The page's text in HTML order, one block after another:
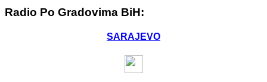
Radio Po Gradovima BiH:
SARAJEVO